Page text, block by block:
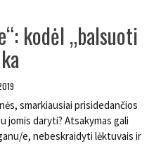
kodėl „balsuoti
smarkiausiai prisidedančios
jomis daryti? Atsakymas gali
e, nebeskraidyti lėktuvais ir